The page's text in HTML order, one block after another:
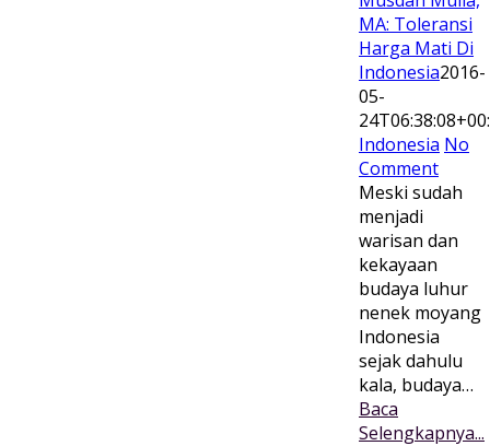
MA: Toleransi
Harga Mati Di
Indonesia2016-
05-
Indonesia No
Comment
Meski sudah
menjadi
warisan dan
kekayaan
budaya luhur
nenek moyang
Indonesia
sejak dahulu
kala, budaya…
Baca
Selengkapnya...